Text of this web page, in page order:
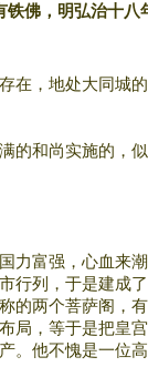
铁佛，明弘治十
在，地处大同城
的和尚实施的，
力富强，心血来
行列，于是建成
的两个菩萨阁，
局，等于是把皇
。他不愧是一位